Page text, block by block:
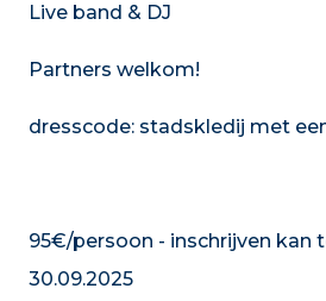
Live band & DJ
Partners welkom!
dresscode: stadskledij met
95€/persoon - inschrijven kan
30.09.2025